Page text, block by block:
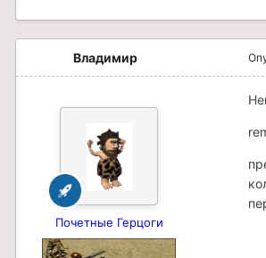
Владимир
Почетные Герцоги